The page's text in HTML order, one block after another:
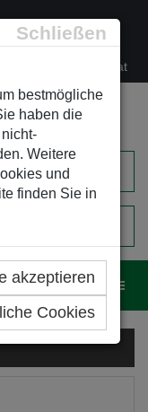
Schließen
bestmögliche
haben die
Weitere
und
finden Sie in
akzeptieren
Cookies
office@leso.at